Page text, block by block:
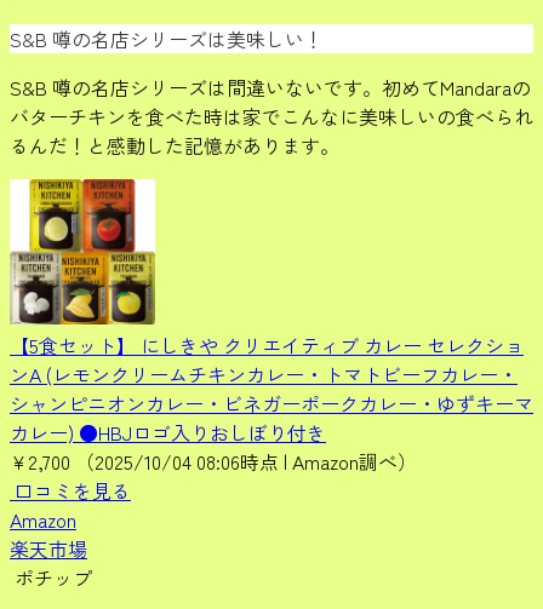
S&B 噂の名店シリーズは美味しい！
S&B 噂の名店シリーズは間違いないです。初めてMandaraの
バターチキンを食べた時は家でこんなに美味しいの食べられ
るんだ！と感動した記憶があります。
【5食セット】 にしきや クリエイティブ カレー セレクショ
ンA (レモンクリームチキンカレー・トマトビーフカレー・
シャンピニオンカレー・ビネガーポークカレー・ゆずキーマ
カレー) ●HBJロゴ入りおしぼり付き
¥2,700
（2025/10/04 08:06時点 | Amazon調べ）
口コミを見る
Amazon
楽天市場
ポチップ